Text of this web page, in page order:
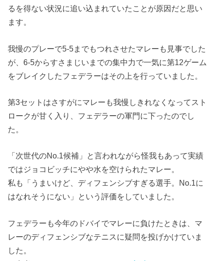
るを得ない状況に追い込まれていたことが原因だと思い
ます。
我慢のプレーで5-5までもつれさせたマレーも見事でした
が、6-5からすさまじいまでの集中力で一気に第12ゲーム
をブレイクしたフェデラーはその上を行っていました。
第3セットはさすがにマレーも我慢しきれなくなってスト
ロークが甘く入り、フェデラーの軍門に下ったのでし
た。
「次世代のNo.1候補」と言われながら怪我もあって実績
ではジョコビッチにやや水を空けられたマレー。
私も「うまいけど、ディフェンシブすぎる選手。No.1に
はなれそうにない」という評価をしていました。
フェデラーも今年のドバイでマレーに負けたときは、マ
レーのディフェンシブなテニスに疑問を投げかけていま
した。